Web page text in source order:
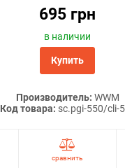
695 грн
в наличии
Купить
Производитель: WWM
Код товара: sc.pgi-550/cli-
сравнить